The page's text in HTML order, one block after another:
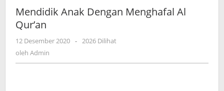
Menghafal
Qur'an
Mendidik Anak Dengan Menghafal Al
Qur’an
12 Desember 2020 oleh
- 2026 Dilihat
oleh Admin